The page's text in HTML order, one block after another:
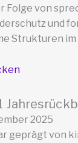
Folge von
und
Strukturen im
2025
geprägt von